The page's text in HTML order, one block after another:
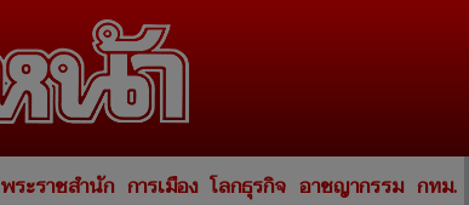
พระราชสำนัก การเมือง โลกธุรกิจ อาชญากรรม กทม.